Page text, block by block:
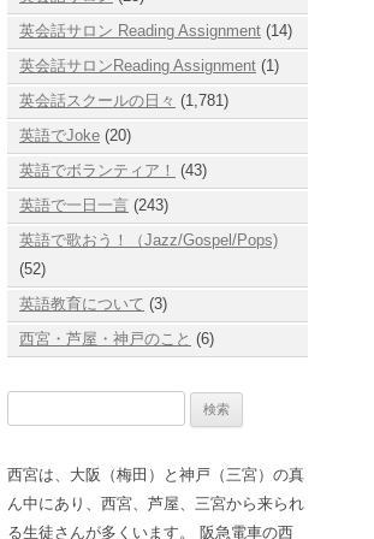
英会話サロン Reading Assignment (14)
英会話サロンReading Assignment (1)
英会話スクールの日々 (1,781)
英語でJoke (20)
英語でボランティア！
(43)
英語で一日一言 (243)
英語で歌おう！（Jazz/Gospel/Pops)
(52)
英語教育について (3)
西宮・芦屋・神戸のこと (6)
西宮は、大阪（梅田）と神戸（三宮）の真
ん中にあり、西宮、芦屋、三宮から来られ
る生徒さんが多くいます。 阪急電車の西